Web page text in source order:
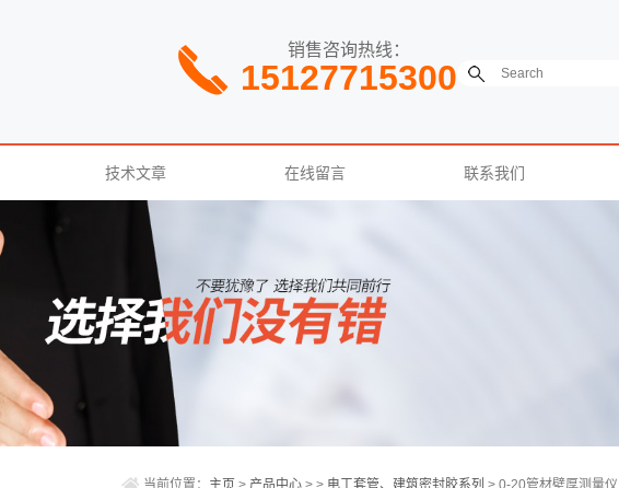
销售咨询热线：
15127715300
技术文章 在线留言 联系我们